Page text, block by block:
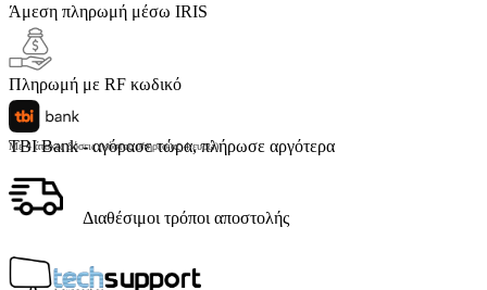
Άμεση πληρωμή μέσω IRIS
Πληρωμή με RF κωδικό
TBI Bank - αγόρασε τώρα, πλήρωσε αργότερα
Με 4 άτοκες δόσεις (κόστος υπηρεσίας 4 ευρώ)
Διαθέσιμοι τρόποι αποστολής